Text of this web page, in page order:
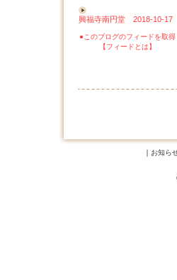
興福寺南円堂 2018-10-17
●このブログのフィードを取得
【フィードとは】
｜ お知ら